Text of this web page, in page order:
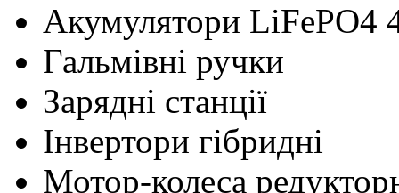
Акумулятори LiFePO4
Гальмівні ручки
Зарядні станції
Інвертори гібридні
Мотор-колеса